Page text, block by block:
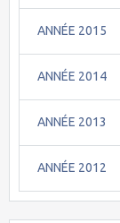
ANNÉE 2015
ANNÉE 2014
ANNÉE 2013
ANNÉE 2012